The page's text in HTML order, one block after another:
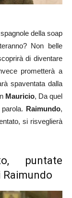
della soap
Non belle
di diventare
prometterà a
spaventata dalla
Mauricio, Da quel
Raimundo,
si risveglierà
puntate